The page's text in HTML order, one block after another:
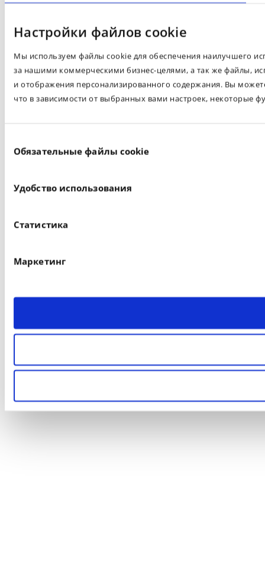
Настройки файлов cookie
Мы используем файлы cookie для обеспечения наилучшего
за нашими коммерческими бизнес-целями, а так же файлы,
и отображения персонализированного содержания. Вы
что в зависимости от выбранных вами настроек, некоторые
согласия
Обязательные файлы cookie
Удобство использования
Статистика
Маркетинг